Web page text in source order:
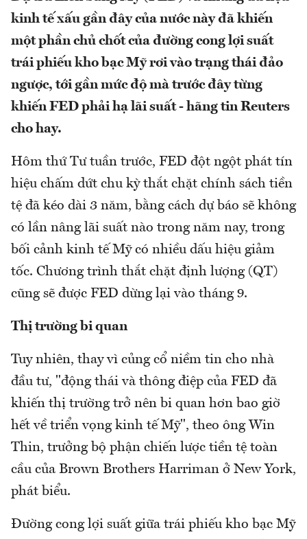
kinh tế xấu gần đây của nước này đã khiến
một phần chủ chốt của đường cong lợi suất
trái phiếu kho bạc Mỹ rơi vào trạng thái đảo
ngược, tới gần mức độ mà trước đây từng
khiến FED phải hạ lãi suất - hãng tin Reuters
cho hay.
Hôm thứ Tư tuần trước, FED đột ngột phát tín
hiệu chấm dứt chu kỳ thắt chặt chính sách tiền
tệ đã kéo dài 3 năm, bằng cách dự báo sẽ không
có lần nâng lãi suất nào trong năm nay, trong
bối cảnh kinh tế Mỹ có nhiều dấu hiệu giảm
tốc. Chương trình thắt chặt định lượng (QT)
cũng sẽ được FED dừng lại vào tháng 9.
Thị trường bi quan
Tuy nhiên, thay vì củng cổ niềm tin cho nhà
đầu tư, "động thái và thông điệp của FED đã
khiến thị trường trở nên bi quan hơn bao giờ
hết về triển vọng kinh tế Mỹ", theo ông Win
Thin, trưởng bộ phận chiến lược tiền tệ toàn
cầu của Brown Brothers Harriman ở New York,
phát biểu.
Đường cong lợi suất giữa trái phiếu kho bạc Mỹ